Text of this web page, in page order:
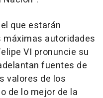
que estarán
autoridades
VI pronuncie su
fuentes de
valores de los
de lo mejor de la